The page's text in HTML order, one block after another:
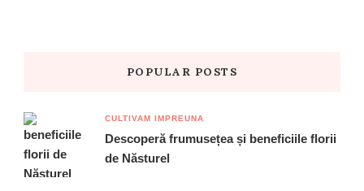
POPULAR POSTS
CULTIVAM IMPREUNA
Descoperă frumusețea și beneficiile florii
de Năsturel